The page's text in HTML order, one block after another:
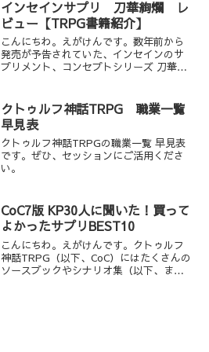
インセインサプリ 刀華絢爛 レ
ビュー【TRPG書籍紹介】
こんにちわ。えがけんです。数年前から
発売が予告されていた、インセインのサ
プリメント、コンセプトシリーズ 刀華絢
のだろうか……と、まことしやかな噂が
飛び交っていましたが、...
クトゥルフ神話TRPG 職業一覧
早見表
クトゥルフ神話TRPGの職業一覧 早見表
です。ぜひ、セッションにご活用くださ
い。
CoC7版 KP30人に聞いた！買って
よかったサプリBEST10
こんにちわ。えがけんです。クトゥルフ
神話TRPG（以下、CoC）にはたくさんの
ソースブックやシナリオ集（以下、まと